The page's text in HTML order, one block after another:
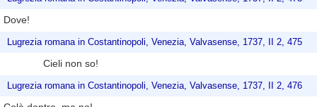
Dove!
Lugrezia romana in Costantinopoli, Venezia, Valvasense, 1737, II 2, 475
Cieli non so!
Lugrezia romana in Costantinopoli, Venezia, Valvasense, 1737, II 2, 476